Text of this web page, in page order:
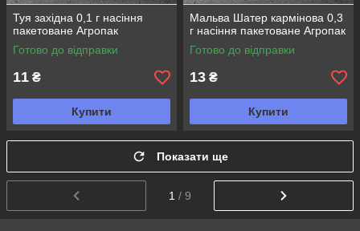
Туя західна 0,1 г насіння
пакетоване Агропак
Готово до відправки
11 ₴
Купити
Мальва Шатер кармінова 0,3
г насіння пакетоване Агропак
Готово до відправки
13 ₴
Купити
Показати ще
1 / 9